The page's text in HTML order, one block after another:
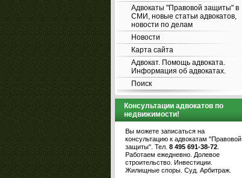
Адвокаты "Правовой защиты" в
СМИ, новые статьи адвокатов,
новости по делам
Новости
Карта сайта
Адвокат. Помощь адвоката.
Информация об адвокатах.
Поиск
Консультации адвокатов по
недвижимости!
Вы можете записаться на
консультацию к адвокатам "Правовой
защиты". Тел. 8 495 691-38-72
Работаем ежедневно. Долевое
строительство. Инвестиции.
Жилищные споры. Суд. Арбитраж.